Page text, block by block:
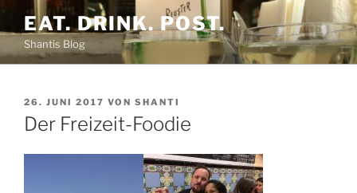
Zum
Inhalt
springen
EAT. DRINK. POST.
Shantis Blog
VERÖFFENTLICHT
AM
26. JUNI 2017 VON SHANTI
Der Freizeit-Foodie